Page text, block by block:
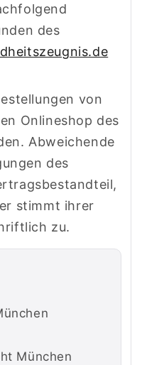
des
von
Onlineshop des
Abweichende
des
stimmt ihrer
zu.
München